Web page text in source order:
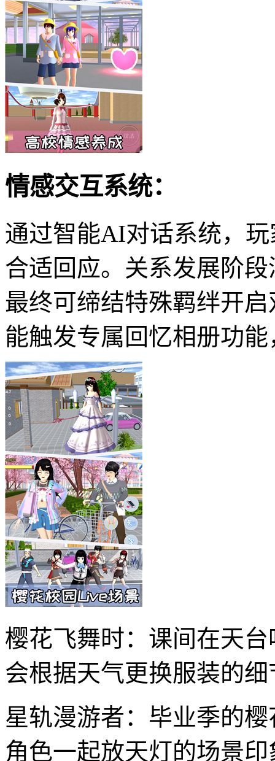
情感交互系统：
通过智能AI对话系统，
合适回应。关系发展阶
最终可缔结特殊羁绊开
能触发专属回忆相册功
樱花飞舞时：课间在天
会根据天气更换服装的
星轨漫游者：毕业季的
角色一起放天灯的场景印